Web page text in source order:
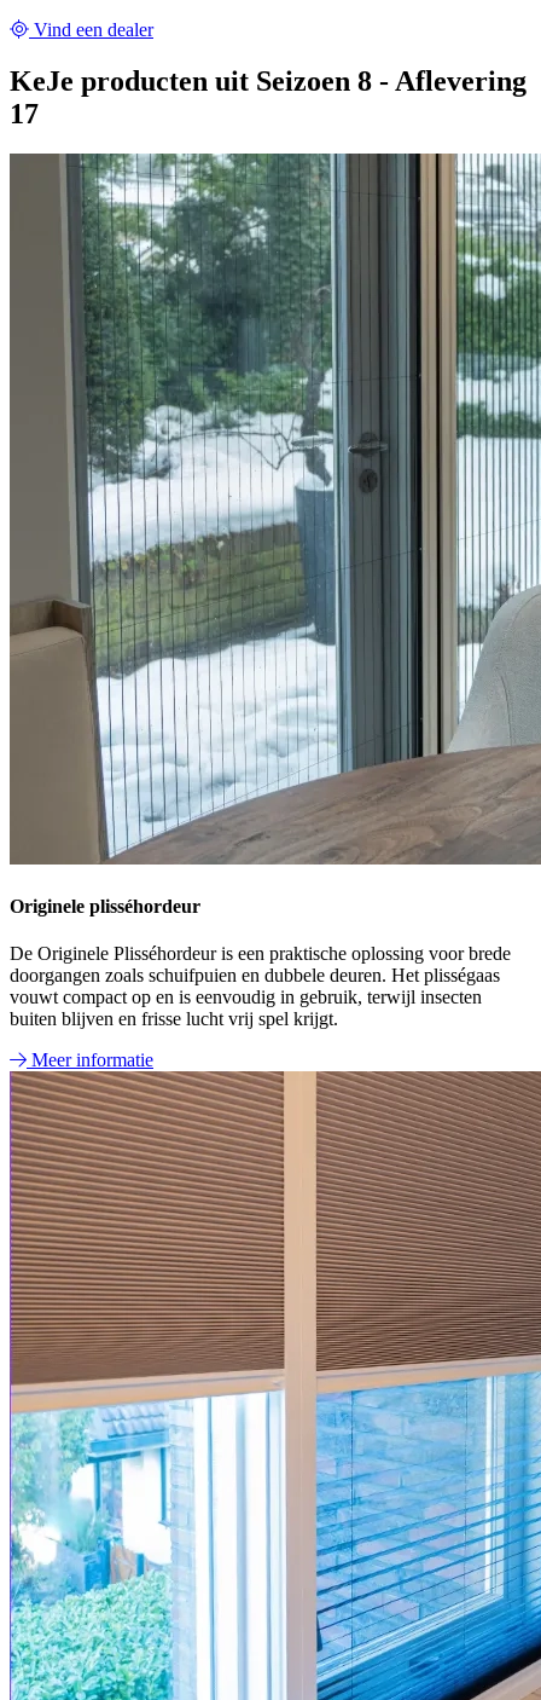
Vind een dealer
KeJe producten uit Seizoen 8 - Aflevering
17
Originele plisséhordeur
De Originele Plisséhordeur is een praktische oplossing voor brede
doorgangen zoals schuifpuien en dubbele deuren. Het plisségaas
vouwt compact op en is eenvoudig in gebruik, terwijl insecten
buiten blijven en frisse lucht vrij spel krijgt.
Meer informatie